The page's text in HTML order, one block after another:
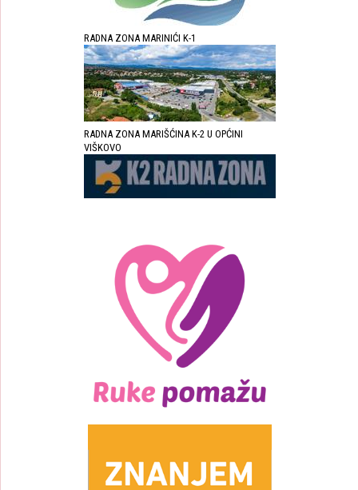
RADNA ZONA MARINIĆI K-1
RADNA ZONA MARIŠĆINA K-2 U OPĆINI
VIŠKOVO